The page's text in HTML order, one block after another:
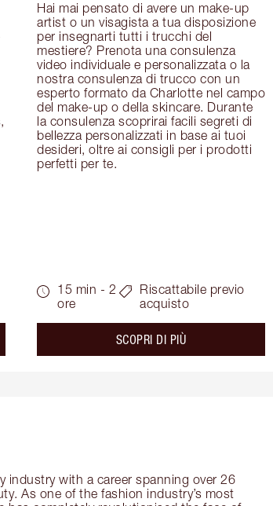
Hai mai pensato di avere un make-up
artist o un visagista a tua disposizione
per insegnarti tutti i trucchi del
mestiere? Prenota una consulenza
video individuale e personalizzata o la
nostra consulenza di trucco con un
esperto formato da Charlotte nel campo
del make-up o della skincare. Durante
la consulenza scoprirai facili segreti di
bellezza personalizzati in base ai tuoi
desideri, oltre ai consigli per i prodotti
perfetti per te.
15 min - 2
ore
Riscattabile previo
acquisto
SCOPRI DI PIÙabout the
industry with a career spanning over 26
As one of the fashion industry’s most